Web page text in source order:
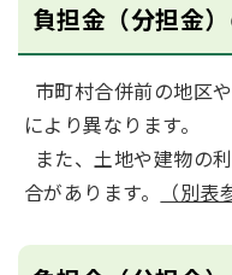
負担金（分担金
市町村合併前の地区
により異なります。
また、土地や建物の
合があります。
（別表